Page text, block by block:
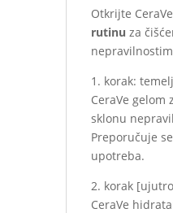
Otkrijte CeraVe
rutinu za
1. korak:
CeraVe gelom
sklonu
Preporučuje
upotreba.
2. korak
CeraVe